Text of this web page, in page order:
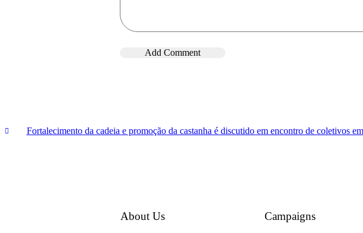
Fortalecimento da cadeia e promoção da castanha é discutido em encontro de coletivos
About Us Campaigns